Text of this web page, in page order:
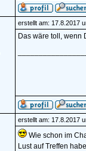
erstellt am: 17.8.2017
Das wäre toll, wenn
erstellt am: 17.8.2017
Wie schon im
Lust auf Treffen